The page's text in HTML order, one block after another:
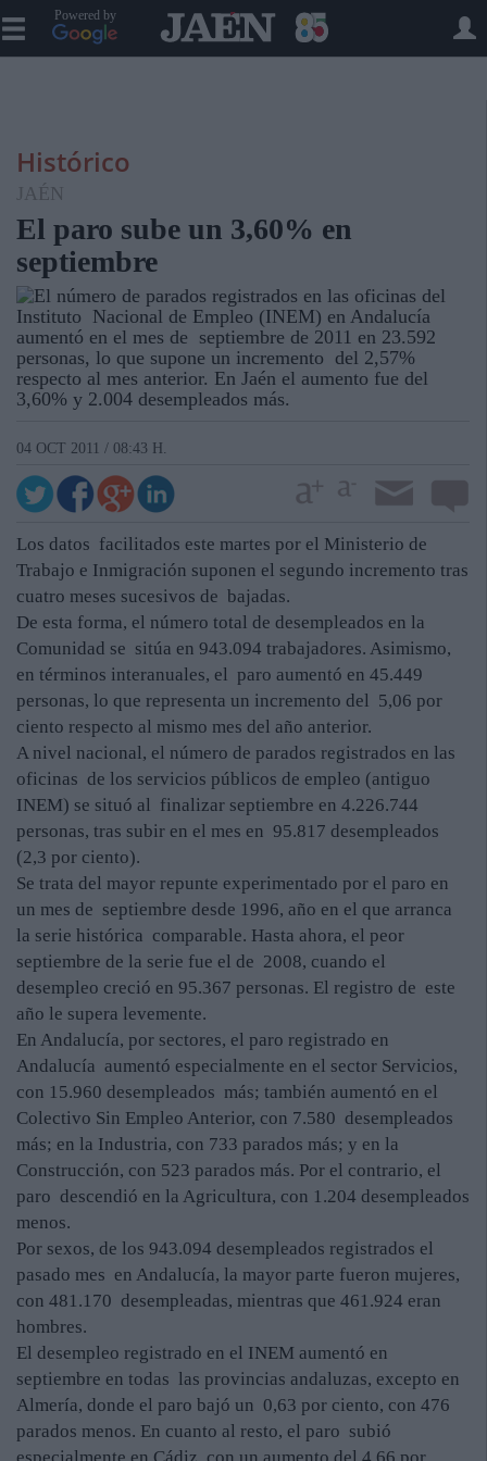
Powered by
Histórico
JAÉN
El paro sube un 3,60% en
septiembre
El número de parados registrados en las oficinas del
Instituto Nacional de Empleo (INEM) en Andalucía
aumentó en el mes de septiembre de 2011 en 23.592
personas, lo que supone un incremento del 2,57%
respecto al mes anterior. En Jaén el aumento fue del
3,60% y 2.004 desempleados más.
04 OCT 2011 / 08:43 H.
Los datos facilitados este martes por el Ministerio de
Trabajo e Inmigración suponen el segundo incremento tras
cuatro meses sucesivos de bajadas.
De esta forma, el número total de desempleados en la
Comunidad se sitúa en 943.094 trabajadores. Asimismo,
en términos interanuales, el paro aumentó en 45.449
personas, lo que representa un incremento del 5,06 por
ciento respecto al mismo mes del año anterior.
A nivel nacional, el número de parados registrados en las
oficinas de los servicios públicos de empleo (antiguo
INEM) se situó al finalizar septiembre en 4.226.744
personas, tras subir en el mes en 95.817 desempleados
(2,3 por ciento).
Se trata del mayor repunte experimentado por el paro en
un mes de septiembre desde 1996, año en el que arranca
la serie histórica comparable. Hasta ahora, el peor
septiembre de la serie fue el de 2008, cuando el
desempleo creció en 95.367 personas. El registro de este
año le supera levemente.
En Andalucía, por sectores, el paro registrado en
Andalucía aumentó especialmente en el sector Servicios,
con 15.960 desempleados más; también aumentó en el
Colectivo Sin Empleo Anterior, con 7.580 desempleados
más; en la Industria, con 733 parados más; y en la
Construcción, con 523 parados más. Por el contrario, el
paro descendió en la Agricultura, con 1.204 desempleados
menos.
Por sexos, de los 943.094 desempleados registrados el
pasado mes en Andalucía, la mayor parte fueron mujeres,
con 481.170 desempleadas, mientras que 461.924 eran
hombres.
El desempleo registrado en el INEM aumentó en
septiembre en todas las provincias andaluzas, excepto en
Almería, donde el paro bajó un 0,63 por ciento, con 476
parados menos. En cuanto al resto, el paro subió